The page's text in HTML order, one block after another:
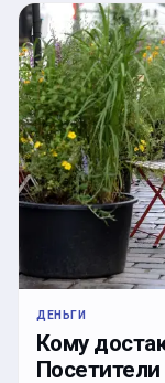
ДЕНЬГИ
Кому